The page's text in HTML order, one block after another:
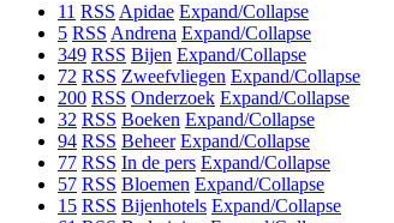
11 RSS Apidae Expand/Collapse
5 RSS Andrena Expand/Collapse
349 RSS Bijen Expand/Collapse
72 RSS Zweefvliegen Expand/Collapse
200 RSS Onderzoek Expand/Collapse
32 RSS Boeken Expand/Collapse
94 RSS Beheer Expand/Collapse
77 RSS In de pers Expand/Collapse
57 RSS Bloemen Expand/Collapse
15 RSS Bijenhotels Expand/Collapse